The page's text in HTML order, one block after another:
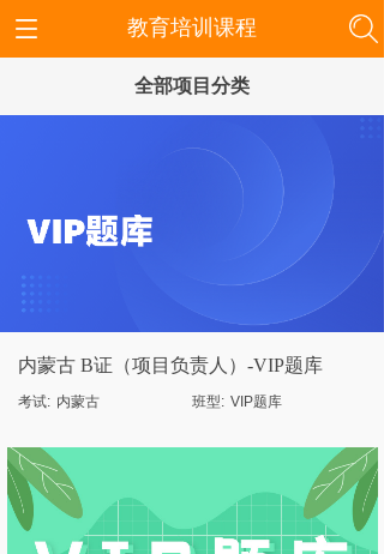
全部项目分类
内蒙古 B证（项目负责人）-VIP题库
考试: 内蒙古 班型: VIP题库
教育培训课程